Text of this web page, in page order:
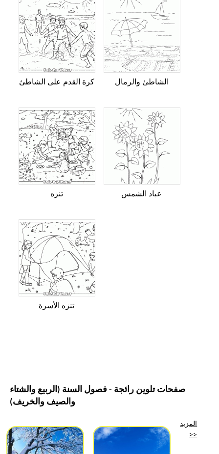
كرة القدم على الشاطئ الشاطئ والرمال
تنزه عباد الشمس
تنزه الأسرة
صفحات تلوين رائجة - فصول السنة (الربيع والشتاء
والصيف والخريف)
المزيد
>>